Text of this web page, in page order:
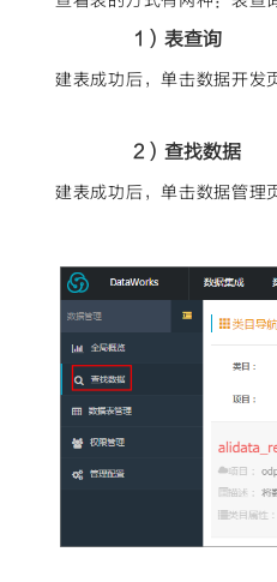
1）表查询
建表成功后，单击数据开发
2）查找数据
建表成功后，单击数据管理